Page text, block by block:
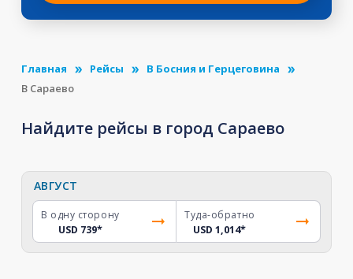
Главная Рейсы
В Босния и Герцеговина
В Сараево
Найдите рейсы в город Сараево
АВГУСТ
В одну сторону
USD 739*
Туда-обратно
USD 1,014*